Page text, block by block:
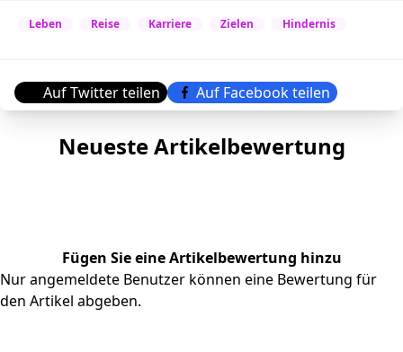
Leben Reise Karriere Zielen Hindernis
Auf Twitter teilen Auf Facebook teilen
Neueste Artikelbewertung
Fügen Sie eine Artikelbewertung hinzu
Nur angemeldete Benutzer können eine Bewertung für
den Artikel abgeben.